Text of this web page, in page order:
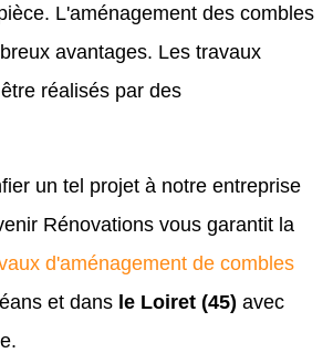
L'aménagement des combles
avantages. Les travaux
réalisés par des
un tel projet à notre entreprise
Rénovations vous garantit la
d'aménagement de combles
et dans le Loiret (45) avec